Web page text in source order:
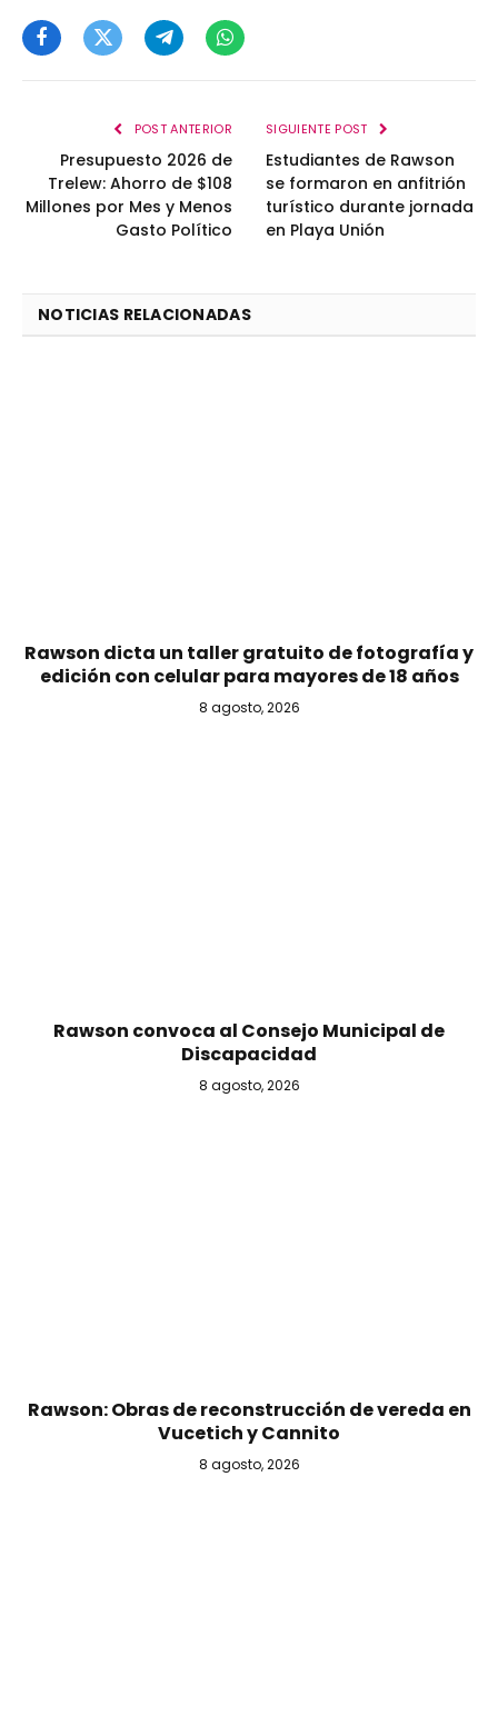
FacebookTwitterTelegramWhatsApp
POST ANTERIOR
Presupuesto 2026 de
Trelew: Ahorro de $108
Millones por Mes y Menos
Gasto Político
SIGUIENTE POST
Estudiantes de Rawson
se formaron en anfitrión
turístico durante jornada
en Playa Unión
NOTICIAS RELACIONADAS
Rawson dicta un taller gratuito de fotografía y
edición con celular para mayores de 18 años
8 agosto, 2026
Rawson convoca al Consejo Municipal de
Discapacidad
8 agosto, 2026
Rawson: Obras de reconstrucción de vereda en
Vucetich y Cannito
8 agosto, 2026